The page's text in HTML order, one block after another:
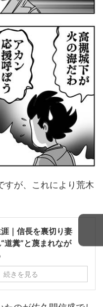
が、これにより荒木
｜信長を裏切り妻
道糞”と蔑まれなが
続きを見る